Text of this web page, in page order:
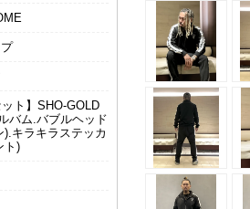
ット】SHO-GOLD
バム.バブルヘッド
).キラキラステッカ
ト)